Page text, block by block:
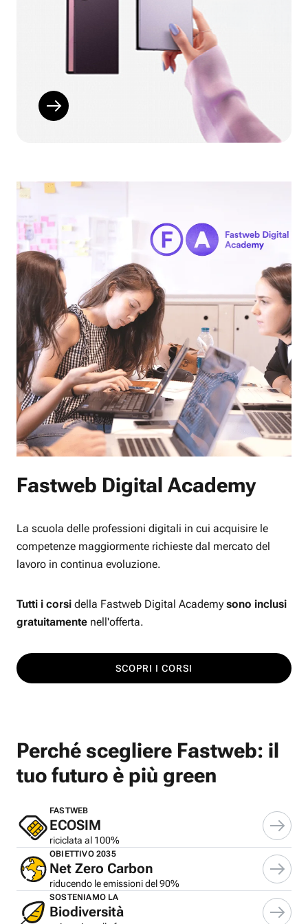
Fastweb Digital Academy
La scuola delle professioni digitali in cui acquisire le
competenze maggiormente richieste dal mercato del
lavoro in continua evoluzione.
Tutti i corsi della Fastweb Digital Academy sono inclusi
gratuitamente nell'offerta.
SCOPRI I CORSI
Perché scegliere Fastweb: il
tuo futuro è più green
FASTWEB
ECOSIM
riciclata al 100%
OBIETTIVO 2035
Net Zero Carbon
riducendo le emissioni del 90%
SOSTENIAMO LA
Biodiversità